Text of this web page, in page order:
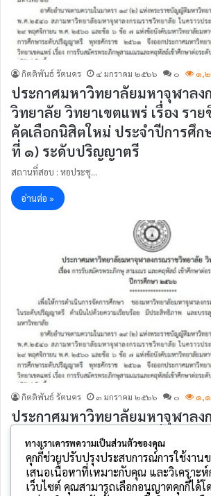
กิตติพันธ์ รัตนคร ๔ มกราคม ๒๕๖๖ ๐ ๑,
ประกาศมหาวิทยาลัยมหาจุฬาลง
วิทยาลัย วิทยาเขตแพร่ เรื่อง รา
คัดเลือกนิสิตใหม่ ประจำปีการศึ
ที่ ๑) ระดับปริญญาตรี
สถานที่สอบ : หอประชุ…
อ่านต่อ »
กิตติพันธ์ รัตนคร ๓ มกราคม ๒๕๖๖ ๐ ๑,
ประกาศมหาวิทยาลัยมหาจุฬาลง
วิทยาลัย วิทยาเขตแพร่ เรื่อง การ
ภิกษุ สามเณร และคฤหัสถ์ เข้าศึก
ปริญญาตรี ปีการศึกษา ๒๕๖๖
ทางเราเคารพความเป็นส่วนตัวของคุณ
คุกกี้ช่วยปรับปรุงประสบการณ์การใช้งาน
เสนอเนื้อหาที่เหมาะกับคุณ และวิเคราะห์
เว็บไซต์ คุณสามารถเลือกอนุญาตคุกกี้ได้โ